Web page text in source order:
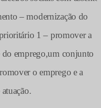
– modernização do
1 – promover a
do emprego,um conjunto
o emprego e a